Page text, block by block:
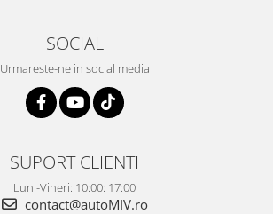
SOCIAL
Urmareste-ne in social media
SUPORT CLIENTI
Luni-Vineri: 10:00: 17:00
contact@autoMIV.ro